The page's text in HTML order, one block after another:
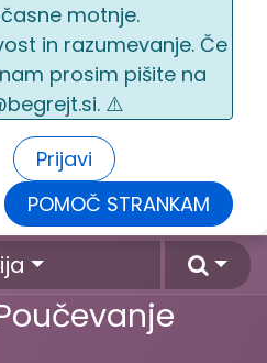
Prijavi
POMOČ STRANKAM
motnje.
in razumevanje. Če
prosim pišite na
⚠️